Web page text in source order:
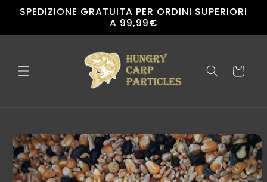
direttamente
SPEDIZIONE GRATUITA PER ORDINI SUPERIORI
A 99,99€
Carrello
informazioni
sul
prodotto